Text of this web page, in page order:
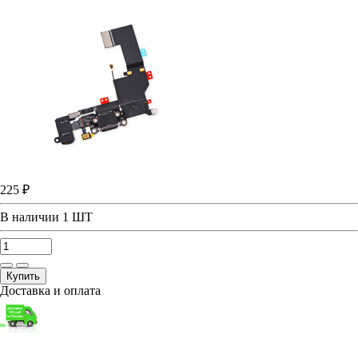
225 ₽
В наличии 1 ШТ
Купить
Доставка и оплата